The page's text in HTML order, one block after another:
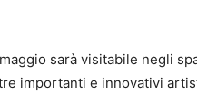
sarà visitabile negli
importanti e innovativi